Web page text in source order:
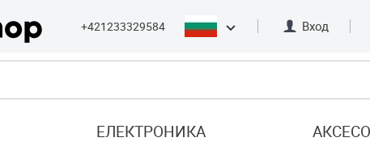
+421233329584 Вход
ЕЛЕКТРОНИКА